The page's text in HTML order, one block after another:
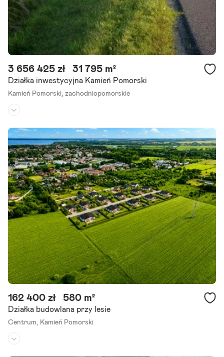
Działka inwestycyjna Kamień Pomorski
Kamień Pomorski, zachodniopomorskie
3 656 425 zł 31 795 m²
Dojazd: -
Kształt:nieregularny
Polecamy Państwu działkę inwestycyjną położoną w obrębie miasta
o powierzchni 31795 m2. Nieruchomość położona przy drodze głó
wnej, asfaltowej, przy obwodnicy w przepięknej.
Szczegóły ogłoszenia
Działka budowlana przy lesie
Centrum, Kamień Pomorski
162 400 zł 580 m²